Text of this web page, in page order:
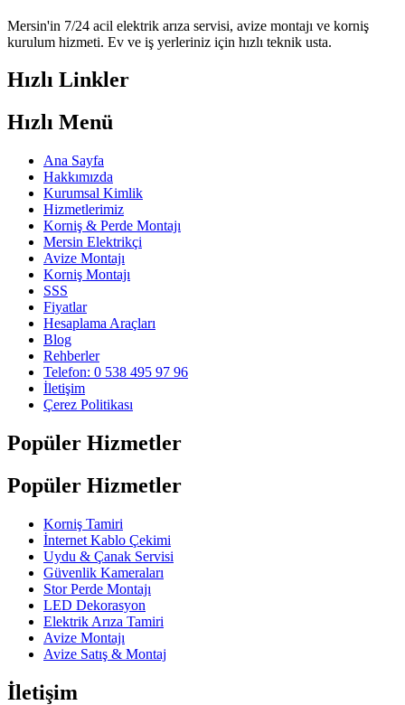
Mersin'in 7/24 acil elektrik arıza servisi, avize montajı ve korniş
kurulum hizmeti. Ev ve iş yerleriniz için hızlı teknik usta.
Hızlı Linkler
Hızlı Menü
Ana Sayfa
Hakkımızda
Kurumsal Kimlik
Hizmetlerimiz
Korniş & Perde Montajı
Mersin Elektrikçi
Avize Montajı
Korniş Montajı
SSS
Fiyatlar
Hesaplama Araçları
Blog
Rehberler
Telefon: 0 538 495 97 96
İletişim
Çerez Politikası
Popüler Hizmetler
Popüler Hizmetler
Korniş Tamiri
İnternet Kablo Çekimi
Uydu & Çanak Servisi
Güvenlik Kameraları
Stor Perde Montajı
LED Dekorasyon
Elektrik Arıza Tamiri
Avize Montajı
Avize Satış & Montaj
İletişim